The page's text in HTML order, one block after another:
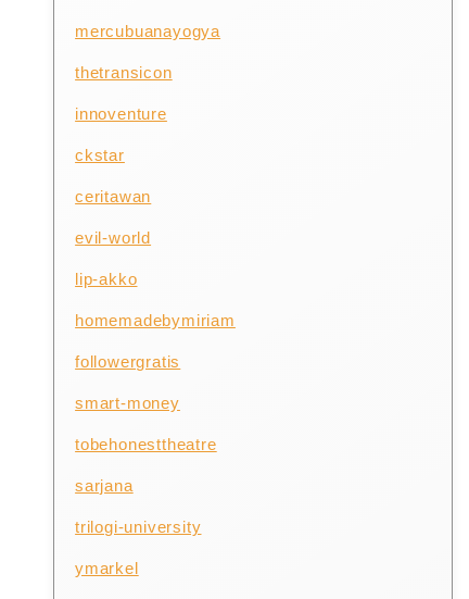
mercubuanayogya
thetransicon
innoventure
ckstar
ceritawan
evil-world
lip-akko
homemadebymiriam
followergratis
smart-money
tobehonesttheatre
sarjana
trilogi-university
ymarkel